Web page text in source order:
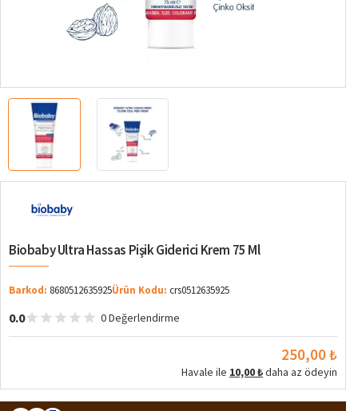
Biobaby Ultra Hassas Pişik Giderici Krem 75 Ml
Barkod: 8680512635925Ürün Kodu: crs0512635925
0.0 0 Değerlendirme
250,00 ₺
Havale ile 10,00 ₺daha az ödeyin